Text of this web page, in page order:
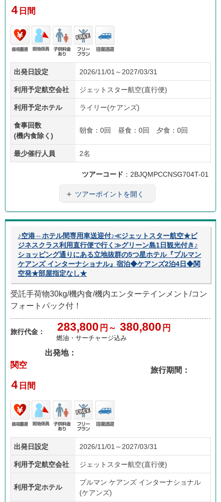
4 日間
価格
重視
現地
係員
子供
あり
フリ
ープ
ラン
往復
送迎
出発日設定 2026/11/01～2027/03/31
利用予定航空会社 ジェットスター航空(直行便)
利用予定ホテル ライリー(ケアンズ)
食事回数
(機内食除く)
朝食：0回 昼食：0回 夕食：0回
最少催行人員 2名
ツアーコード ：2BJQMPCCNSG704T-01
＋ ツアーポイントを開く
♪空港⇔ホテル間専用車送迎付♪≪ジェットスター航空★ビ
ジネスクラス利用直行便で行く≫グリーン島1日観光付き♪
ショッピング通りにある立地抜群の5つ星ホテル『プルマン
ケアンズ インターナショナル』宿泊◆ケアンズ2泊4日◆関
空発★部屋指定なし★
受託手荷物30kg/機内食/機内エンターテインメント/コン
フォートパック付！
旅行代金： 283,800 円～ 380,800 円
燃油・サーチャージ込み
出発地：
関空
旅行期間：
4 日間
価格
重視
現地
係員
子供
あり
フリ
ープ
ラン
往復
送迎
出発日設定 2026/11/01～2027/03/31
利用予定航空会社 ジェットスター航空(直行便)
利用予定ホテル
プルマン ケアンズ インターナショナル
(ケアンズ)